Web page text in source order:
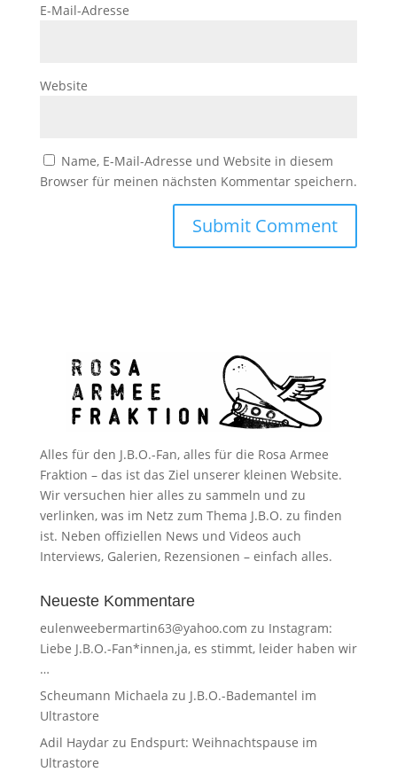
E-Mail-Adresse
Website
Name, E-Mail-Adresse und Website in diesem
Browser für meinen nächsten Kommentar speichern.
Alles für den J.B.O.-Fan, alles für die Rosa Armee
Fraktion – das ist das Ziel unserer kleinen Website.
Wir versuchen hier alles zu sammeln und zu
verlinken, was im Netz zum Thema J.B.O. zu finden
ist. Neben offiziellen News und Videos auch
Interviews, Galerien, Rezensionen – einfach alles.
Neueste Kommentare
eulenweebermartin63@yahoo.com zu Instagram:
Liebe J.B.O.-Fan*innen,ja, es stimmt, leider haben wir
…
Scheumann Michaela zu J.B.O.-Bademantel im
Ultrastore
Adil Haydarzu Endspurt: Weihnachtspause im
Ultrastore